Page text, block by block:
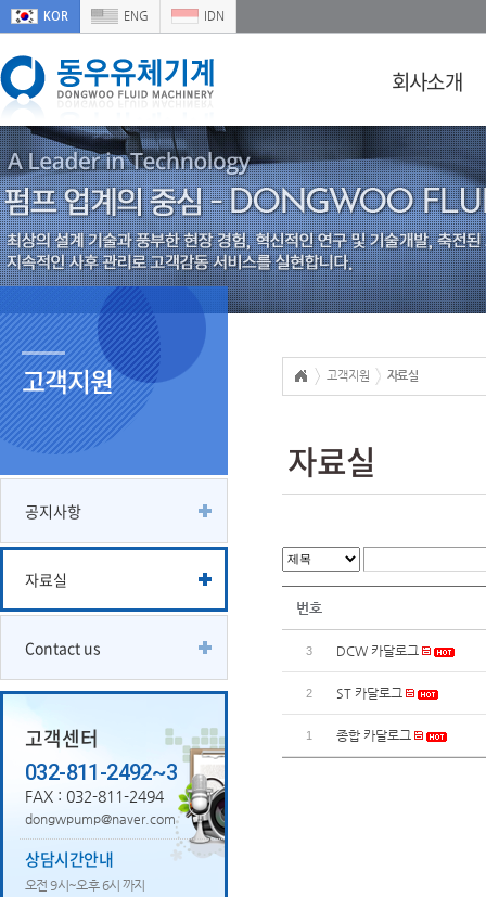
KOR ENG IDN
회사소개
고객지원
공지사항
자료실
Contact us
고객센터
032-811-2492~3
FAX : 032-811-2494
dongwpump@naver.com
상담시간안내
오전 9시~오후 6시 까지
고객지원 자료실
자료실
번호
3 DCW 카달로그
2 ST 카달로그
1 종합 카달로그